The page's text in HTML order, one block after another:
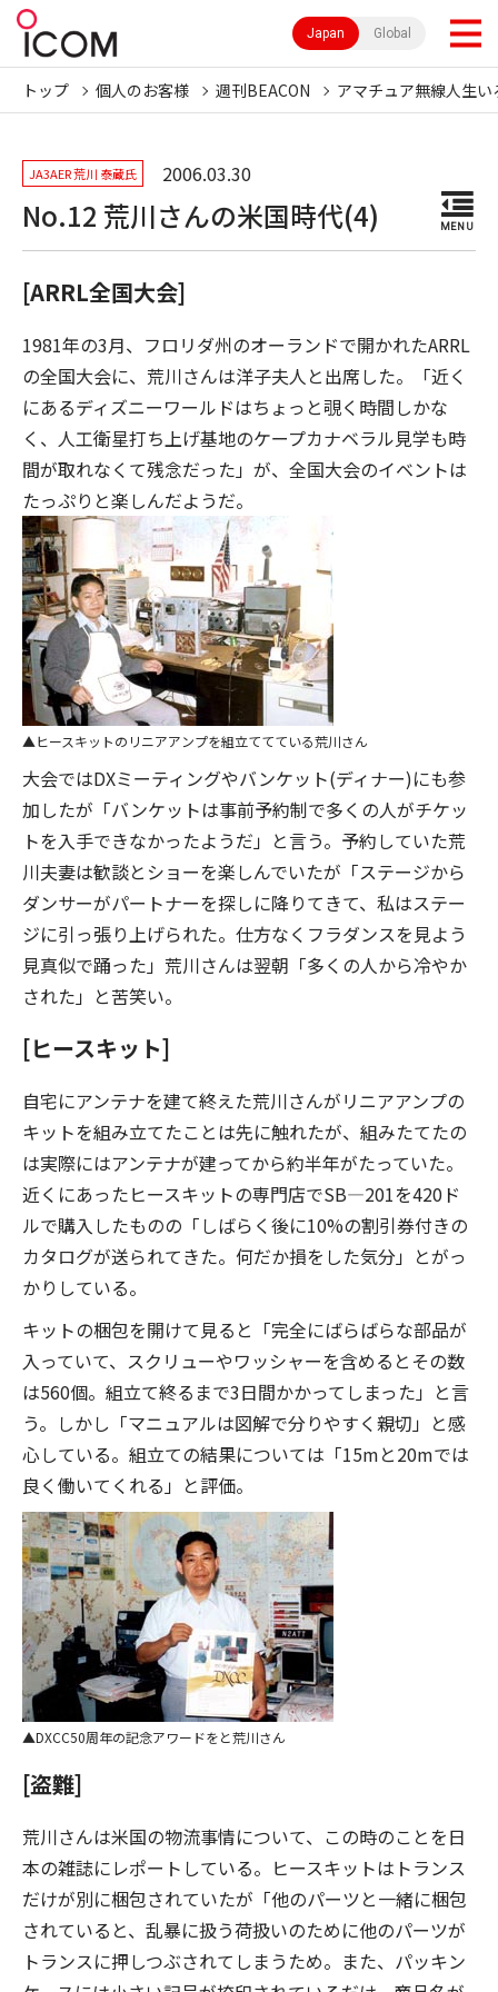
Japan Global
トップ 個人のお客様 週刊BEACON アマチュア無線人生い
JA3AER 荒川 泰蔵氏 2006.03.30
No.12 荒川さんの米国時代(4) MENU
[ARRL全国大会]
1981年の3月、フロリダ州のオーランドで開かれたARRL
の全国大会に、荒川さんは洋子夫人と出席した。「近く
にあるディズニーワールドはちょっと覗く時間しかな
く、人工衛星打ち上げ基地のケープカナベラル見学も時
間が取れなくて残念だった」が、全国大会のイベントは
たっぷりと楽しんだようだ。
ヒースキットのリニアアンプを組立ててている荒川さん
大会ではDXミーティングやバンケット(ディナー)にも参
加したが「バンケットは事前予約制で多くの人がチケッ
トを入手できなかったようだ」と言う。予約していた荒
川夫妻は歓談とショーを楽しんでいたが「ステージから
ダンサーがパートナーを探しに降りてきて、私はステー
ジに引っ張り上げられた。仕方なくフラダンスを見よう
見真似で踊った」荒川さんは翌朝「多くの人から冷やか
された」と苦笑い。
[ヒースキット]
自宅にアンテナを建て終えた荒川さんがリニアアンプの
キットを組み立てたことは先に触れたが、組みたてたの
は実際にはアンテナが建ってから約半年がたっていた。
近くにあったヒースキットの専門店でSB―201を420ド
ルで購入したものの「しばらく後に10%の割引券付きの
カタログが送られてきた。何だか損をした気分」とがっ
かりしている。
キットの梱包を開けて見ると「完全にばらばらな部品が
入っていて、スクリューやワッシャーを含めるとその数
は560個。組立て終るまで3日間かかってしまった」と言
う。しかし「マニュアルは図解で分りやすく親切」と感
心している。組立ての結果については「15mと20mでは
良く働いてくれる」と評価。
DXCC50周年の記念アワードをと荒川さん
[盗難]
荒川さんは米国の物流事情について、この時のことを日
本の雑誌にレポートしている。ヒースキットはトランス
だけが別に梱包されていたが「他のパーツと一緒に梱包
されていると、乱暴に扱う荷扱いのために他のパーツが
トランスに押しつぶされてしまうため。また、パッキン